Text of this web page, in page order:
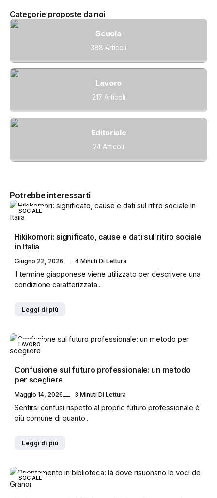
Categorie proposte da noi
Scuola
388 Articoli
Lavoro
217 Articoli
Editoriale
24 Articoli
Potrebbe interessarti
SOCIALE
Hikikomori: significato, cause e dati sul ritiro sociale
in Italia
Giugno 22, 2026 4 Minuti Di Lettura
Il termine giapponese viene utilizzato per descrivere una
condizione caratterizzata...
Leggi di più
LAVORO
Confusione sul futuro professionale: un metodo
per scegliere
Maggio 14, 2026 3 Minuti Di Lettura
Sentirsi confusi rispetto al proprio futuro professionale è
più comune di quanto...
Leggi di più
SOCIALE